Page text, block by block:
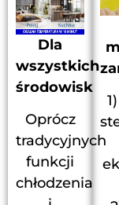
Dla
wszystkich
środowisk
Oprócz
tradycyjnych
funkcji
chłodzenia